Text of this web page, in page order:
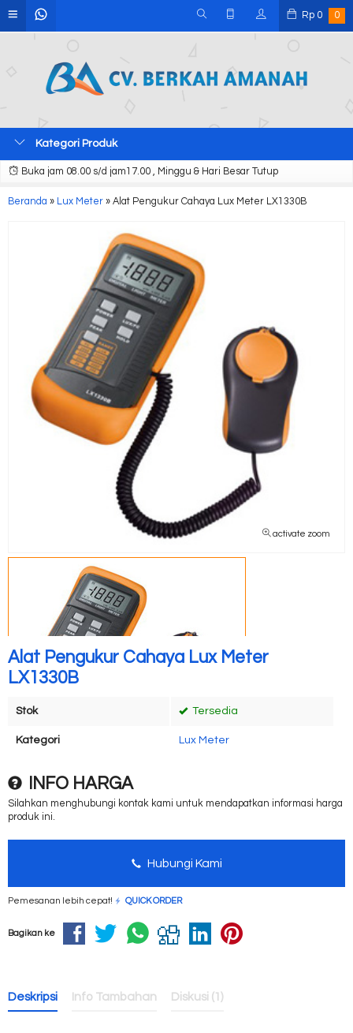
Rp 0 0
Kategori Produk
Buka jam 08.00 s/d jam17.00 , Minggu & Hari Besar Tutup
Beranda » Lux Meter » Alat Pengukur Cahaya Lux Meter LX1330B
activate zoom
Alat Pengukur Cahaya Lux Meter
LX1330B
Stok Tersedia
Kategori Lux Meter
INFO HARGA
Silahkan menghubungi kontak kami untuk mendapatkan informasi harga
produk ini.
Hubungi Kami
Pemesanan lebih cepat! QUICK ORDER
Bagikan ke
Deskripsi Info Tambahan Diskusi (1)